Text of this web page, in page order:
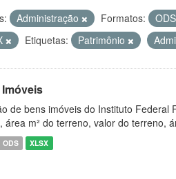
Administração Formatos: ODS
Etiquetas: Patrimônio
de bens imóveis do Instituto
área m² do terreno, valor do terreno,
ODS XLSX